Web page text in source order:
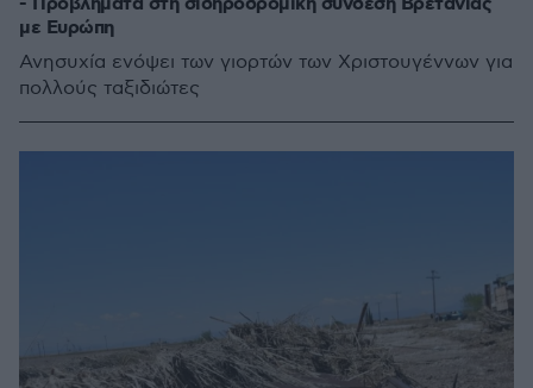
με Ευρώπη
Ανησυχία ενόψει των γιορτών των Χριστουγέννων για
πολλούς ταξιδιώτες